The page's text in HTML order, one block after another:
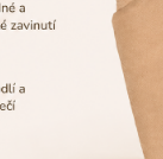
talíře i
rodiče
pro miminko
která se brzy